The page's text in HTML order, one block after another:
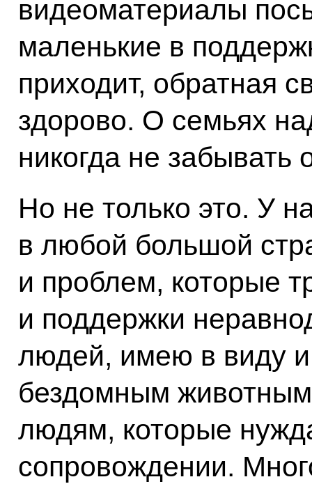
видеоматериалы
маленькие в
приходит, обратная
здорово. О семьях
никогда не забывать
Но не только это. У
в любой большой
и проблем, которые
и поддержки
людей, имею в виду
бездомным
людям, которые
сопровождении.